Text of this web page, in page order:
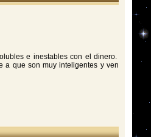
e inestables con el dinero.
a que son muy inteligentes y ven